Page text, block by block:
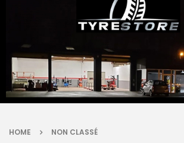
HOME NON CLASSÉ